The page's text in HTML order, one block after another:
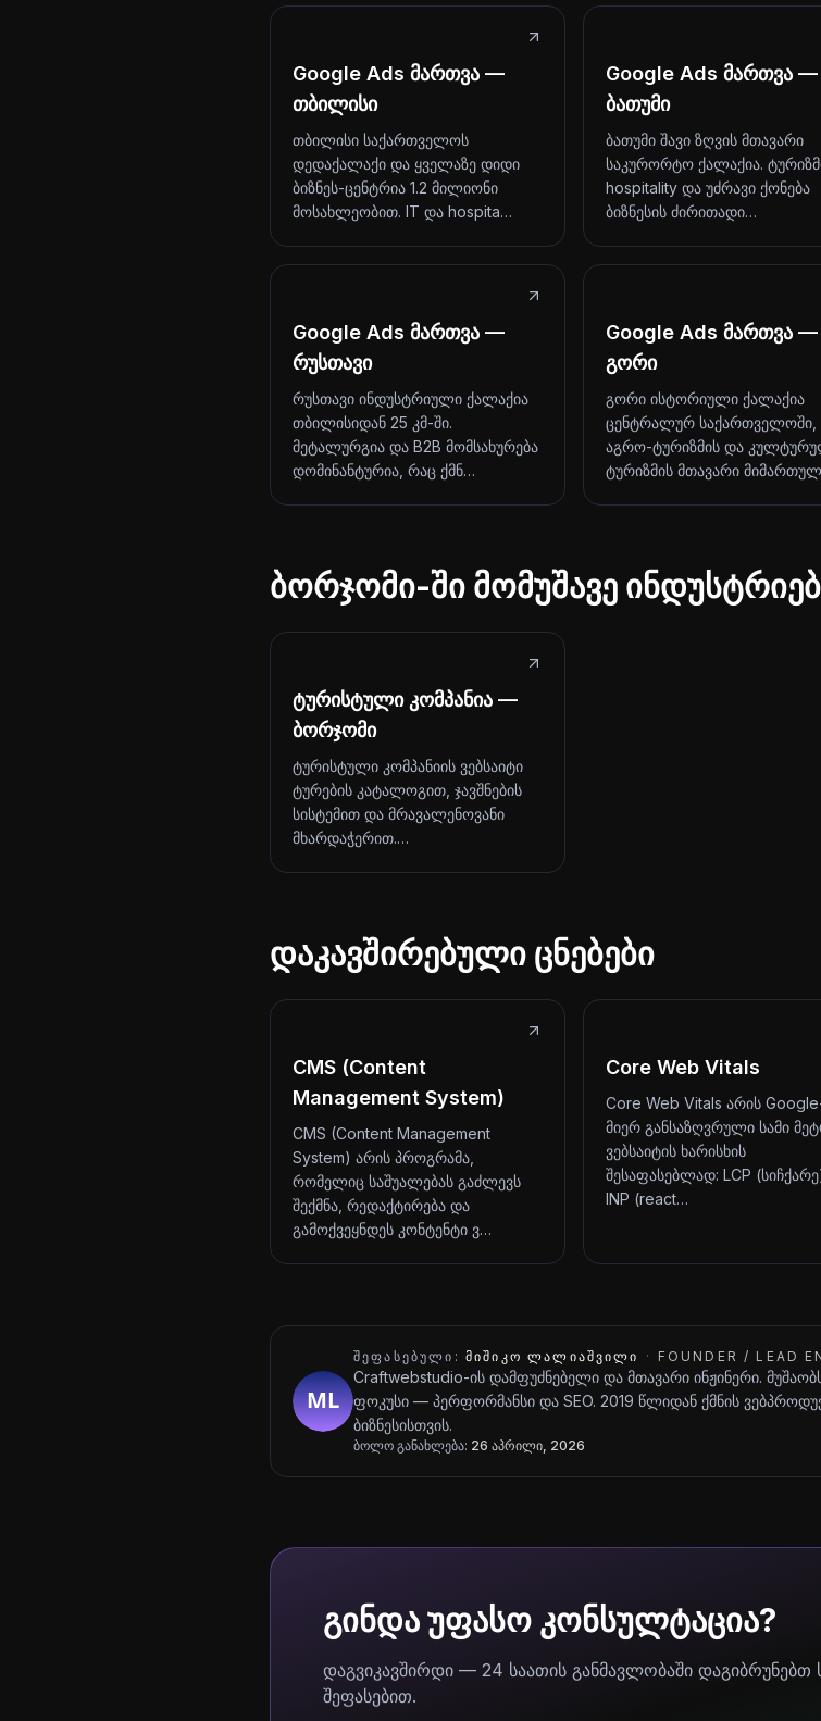
Google Ads მართვა —
თბილისი
თბილისი საქართველოს
დედაქალაქი და ყველაზე დიდი
ბიზნეს-ცენტრია 1.2 მილიონი
მოსახლეობით. IT და hospita…
Google Ads მართვა —
ბათუმი
ბათუმი შავი ზღვის მთავარი
საკურორტო ქალაქია.
hospitality და უძრავი ქონება
ბიზნესის ძირითადი…
Google Ads მართვა —
რუსთავი
რუსთავი ინდუსტრიული ქალაქია
თბილისიდან 25 კმ-ში.
მეტალურგია და B2B მომსახურება
დომინანტურია, რაც ქმნ…
Google Ads მართვა —
გორი
გორი ისტორიული ქალაქია
ცენტრალურ საქართველოში,
აგრო-ტურიზმის და
ტურიზმის მთავარი
ბორჯომი-ში მომუშავე
ტურისტული კომპანია —
ბორჯომი
ტურისტული კომპანიის ვებსაიტი
ტურების კატალოგით, ჯავშნების
სისტემით და მრავალენოვანი
მხარდაჭერით.…
დაკავშირებული ცნებები
CMS (Content
Management System)
CMS (Content Management
System) არის პროგრამა,
რომელიც საშუალებას გაძლევს
შექმნა, რედაქტირება და
გამოქვეყნდეს კონტენტი ვ…
Core Web Vitals
Core Web Vitals არის
მიერ განსაზღვრული სამი
ვებსაიტის ხარისხის
შესაფასებლად: LCP
INP (react…
ᲨᲔᲤᲐᲡᲔᲑᲣᲚᲘ: ᲛᲘᲨᲘᲙᲝ ᲚᲐᲚᲘᲐᲨᲕᲘᲚᲘ · FOUNDER / LEAD
Craftwebstudio-ის დამფუძნებელი და მთავარი ინჟინერი.
ფოკუსი — პერფორმანსი და SEO. 2019 წლიდან ქმნის
ბიზნესისთვის.
ბოლო განახლება: 26 აპრილი, 2026
გინდა უფასო კონსულტაცია?
დაგვიკავშირდი — 24 საათის განმავლობაში დაგიბრუნებთ
შეფასებით.